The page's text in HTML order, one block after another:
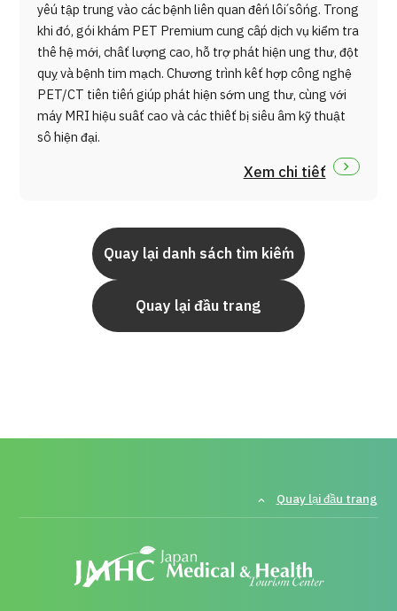
yếu tập trung vào các bệnh liên quan đến lối sống. Trong
khi đó, gói khám PET Premium cung cấp dịch vụ kiểm tra
thế hệ mới, chất lượng cao, hỗ trợ phát hiện ung thư, đột
quỵ và bệnh tim mạch. Chương trình kết hợp công nghệ
PET/CT tiên tiến giúp phát hiện sớm ung thư, cùng với
máy MRI hiệu suất cao và các thiết bị siêu âm kỹ thuật
số hiện đại.
Xem chi tiết
Quay lại danh sách tìm kiếm
Quay lại đầu trang
Quay lại đầu trang